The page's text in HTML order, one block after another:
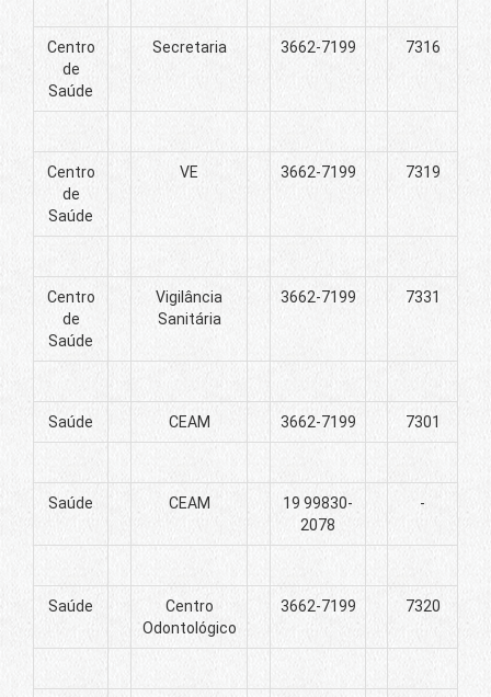
Centro
de
Saúde
Secretaria 3662-7199 7316
Centro
de
Saúde
VE 3662-7199 7319
Centro
de
Saúde
Vigilância
Sanitária
3662-7199 7331
Saúde CEAM 3662-7199 7301
Saúde CEAM
19 99830-
2078
-
Saúde
Centro
Odontológico
3662-7199 7320